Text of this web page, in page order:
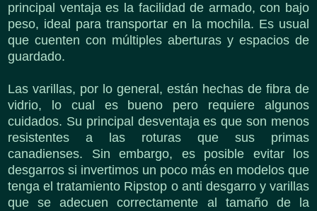
principal ventaja es la facilidad de armado, con bajo
peso, ideal para transportar en la mochila. Es usual
que cuenten con múltiples aberturas y espacios de
guardado.
Las varillas, por lo general, están hechas de fibra de
vidrio, lo cual es bueno pero requiere algunos
cuidados. Su principal desventaja es que son menos
resistentes a las roturas que sus primas
canadienses. Sin embargo, es posible evitar los
desgarros si invertimos un poco más en modelos que
tenga el tratamiento Ripstop o anti desgarro y varillas
que se adecuen correctamente al tamaño de la